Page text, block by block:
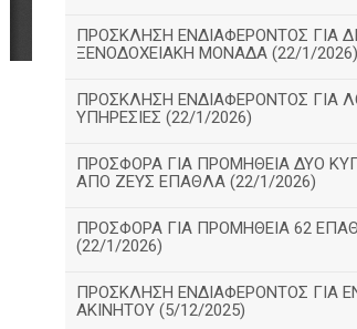
ΠΡΟΣΚΛΗΣΗ ΕΝΔΙΑΦΕΡΟΝΤΟΣ ΓΙΑ
ΞΕΝΟΔΟΧΕΙΑΚΗ ΜΟΝΑΔΑ (22/1/2026)
ΠΡΟΣΚΛΗΣΗ ΕΝΔΙΑΦΕΡΟΝΤΟΣ ΓΙΑ
ΥΠΗΡΕΣΙΕΣ (22/1/2026)
ΠΡΟΣΦΟΡΑ ΓΙΑ ΠΡΟΜΗΘΕΙΑ ΔΥΟ
ΑΠΟ ΖΕΥΣ ΕΠΑΘΛΑ (22/1/2026)
ΠΡΟΣΦΟΡΑ ΓΙΑ ΠΡΟΜΗΘΕΙΑ 62
(22/1/2026)
ΠΡΟΣΚΛΗΣΗ ΕΝΔΙΑΦΕΡΟΝΤΟΣ ΓΙΑ
ΑΚΙΝΗΤΟΥ (5/12/2025)